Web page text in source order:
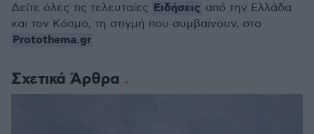
Σχετικά Άρθρα
Δείτε όλες τις τελευταίες Ειδήσεις από την Ελλάδα
και τον Κόσμο, τη στιγμή που συμβαίνουν, στο
Protothema.gr